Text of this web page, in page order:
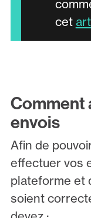
cet
Comment
envois
Afin de
effectuer vos
plateforme et
soient